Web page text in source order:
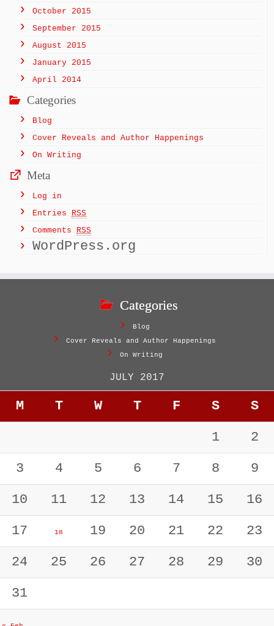
October 2015
September 2015
August 2015
January 2015
April 2014
Categories
Blog
Cover Reveals and Author Happenings
On Writing
Meta
Log in
Entries RSS
Comments RSS
WordPress.org
Categories
Blog
Cover Reveals and Author Happenings
On Writing
JULY 2017
M T W T F S S
1 2
3 4 5 6 7 8 9
10 11 12 13 14 15 16
17 18 19 20 21 22 23
24 25 26 27 28 29 30
31